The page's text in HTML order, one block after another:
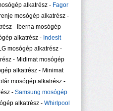
alkatrész - Fagor
mosógép alkatrész -
- Iberna mosógép
alkatrész - Indesit
mosógép alkatrész -
- Midimat mosógép
alkatrész - Minimat
mosógép alkatrész -
- Samsung mosógép
alkatrész - Whirlpool